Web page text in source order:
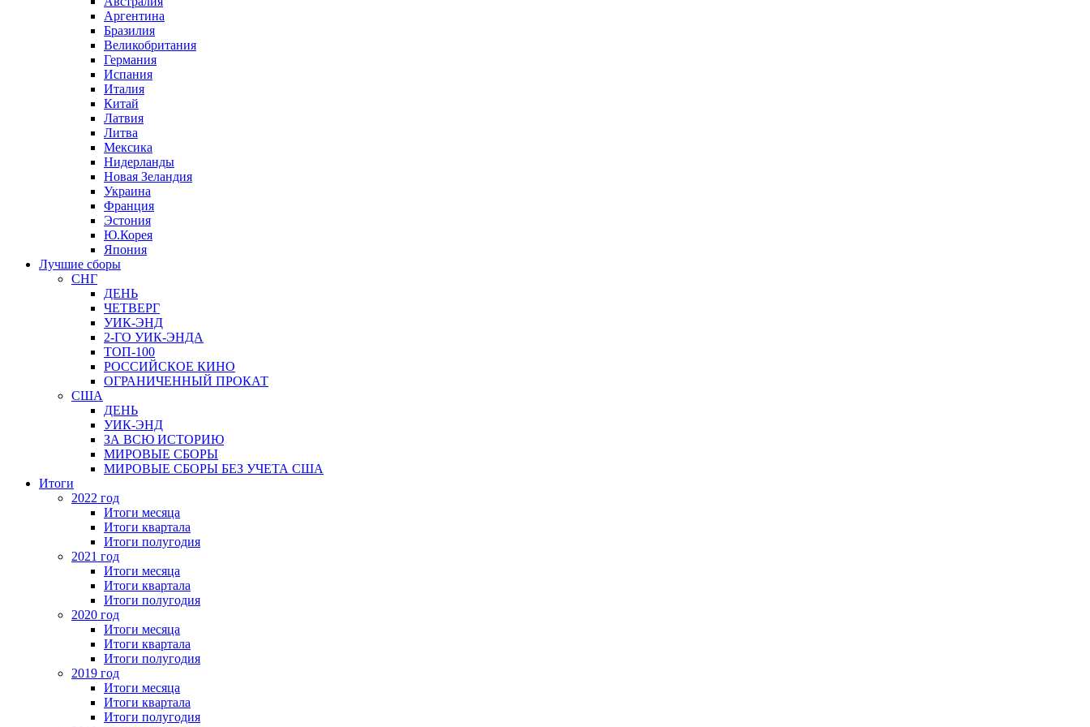
Аргентина
Бразилия
Великобритания
Германия
Испания
Италия
Китай
Латвия
Литва
Мексика
Нидерланды
Новая Зеландия
Украина
Франция
Эстония
Ю.Корея
Япония
Лучшие сборы
СНГ
ДЕНЬ
ЧЕТВЕРГ
УИК-ЭНД
2-ГО УИК-ЭНДА
ТОП-100
РОССИЙСКОЕ КИНО
ОГРАНИЧЕННЫЙ ПРОКАТ
США
ДЕНЬ
УИК-ЭНД
ЗА ВСЮ ИСТОРИЮ
МИРОВЫЕ СБОРЫ
МИРОВЫЕ СБОРЫ БЕЗ УЧЕТА США
Итоги
2022 год
Итоги месяца
Итоги квартала
Итоги полугодия
2021 год
Итоги месяца
Итоги квартала
Итоги полугодия
2020 год
Итоги месяца
Итоги квартала
Итоги полугодия
2019 год
Итоги месяца
Итоги квартала
Итоги полугодия